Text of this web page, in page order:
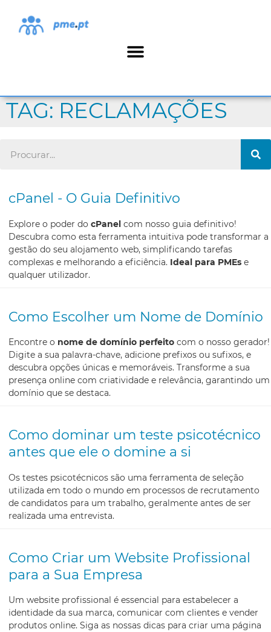
TAG: RECLAMAÇÕES
cPanel - O Guia Definitivo
Explore o poder do cPanel com nosso guia definitivo!
Descubra como esta ferramenta intuitiva pode transformar a
gestão do seu alojamento web, simplificando tarefas
complexas e melhorando a eficiência. Ideal para PMEs e
qualquer utilizador.
Como Escolher um Nome de Domínio
Encontre o nome de domínio perfeito com o nosso gerador!
Digite a sua palavra-chave, adicione prefixos ou sufixos, e
descubra opções únicas e memoráveis. Transforme a sua
presença online com criatividade e relevância, garantindo um
domínio que se destaca.
Como dominar um teste psicotécnico
antes que ele o domine a si
Os testes psicotécnicos são uma ferramenta de seleção
utilizada em todo o mundo em processos de recrutamento
de candidatos para um trabalho, geralmente antes de ser
realizada uma entrevista.
Como Criar um Website Profissional
para a Sua Empresa
Um website profissional é essencial para estabelecer a
identidade da sua marca, comunicar com clientes e vender
produtos online. Siga as nossas dicas para criar uma página